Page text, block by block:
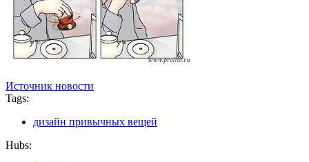
Источник новости
Tags:
дизайн привычных вещей
Hubs: